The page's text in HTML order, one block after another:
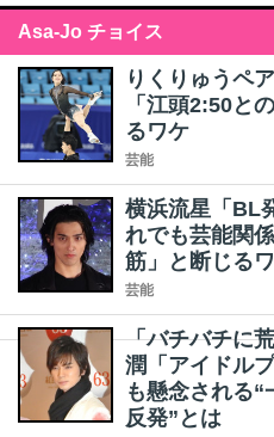
Asa-Jo チョイス
りくりゅうペ
「江頭2:50と
るワケ
芸能
横浜流星「BL
れでも芸能関
筋」と断じる
芸能
「バチバチに
潤「アイドル
も懸念される
反発”とは